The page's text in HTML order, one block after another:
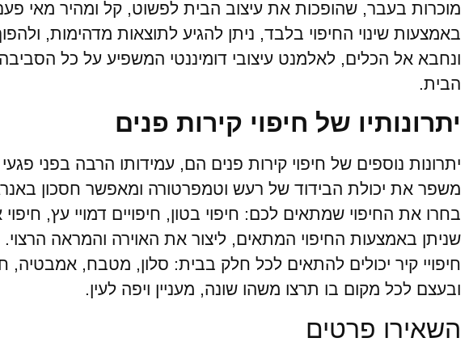
מוכרות בעבר, שהופכות את עיצוב הבית לפשוט, קל ומהיר מאי
באמצעות שינוי החיפוי בלבד, ניתן להגיע לתוצאות מדהימות,
ונחבא אל הכלים, לאלמנט עיצובי דומיננטי המשפיע על כל
הבית.
יתרונותיו של חיפוי קירות פנים
יתרונות נוספים של חיפוי קירות פנים הם, עמידותו הרבה בפני
משפר את יכולת הבידוד של רעש וטמפרטורה ומאפשר חסכון
בחרו את החיפוי שמתאים לכם: חיפוי בטון, חיפויים דמויי עץ,
שניתן באמצעות החיפוי המתאים, ליצור את האוירה והמראה הרצוי.
חיפויי קיר יכולים להתאים לכל חלק בבית: סלון, מטבח, אמבטיה,
ובעצם לכל מקום בו תרצו משהו שונה, מעניין ויפה לעין.
השאירו פרטים